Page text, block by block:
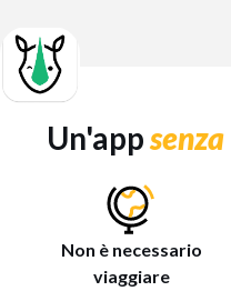
Un'appsenza
Non è necessario
viaggiare